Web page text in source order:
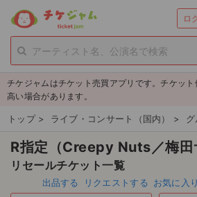
ロ
person_add 新規会員登録
チケットを探す
新着チケット
値下げしたチケット
都道府県からチケットを探す
チケジャムはチケット売買アプリです。チケッ
高い場合があります。
トップ > ライブ・コンサート（国内） >
R指定（Creepy Nuts／梅田
リセールチケット一覧
出品する リクエストする お気に入